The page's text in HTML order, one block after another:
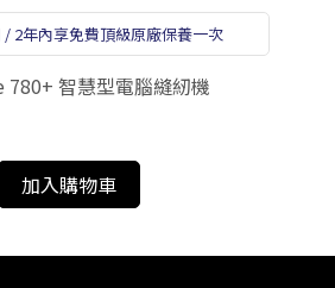
2年內享免費頂級原廠保養一次
780+ 智慧型電腦縫紉機
加入購物車